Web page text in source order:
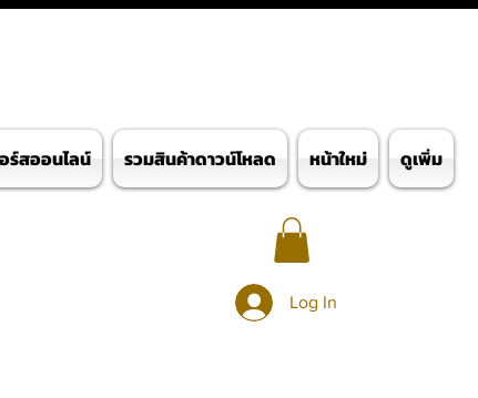
Log In
ร์สออนไลน์ รวมสินค้าดาวน์โหลด หน้าใหม่ ดูเพิ่ม